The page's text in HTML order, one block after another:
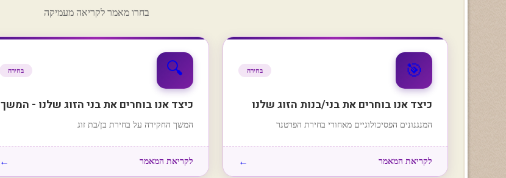
בחרו מאמר לקריאה מעמיקה
🎯 בחירה
כיצד אנו בוחרים את בני/בנות הזוג שלנו
המנגנונים הפסיכולוגיים מאחורי בחירת הפרטנר
לקריאת המאמר ←
🔍 בחירה
כיצד אנו בוחרים את בני הזוג שלנו - המשך
המשך החקירה על בחירת בן/בת זוג
לקריאת המאמר ←